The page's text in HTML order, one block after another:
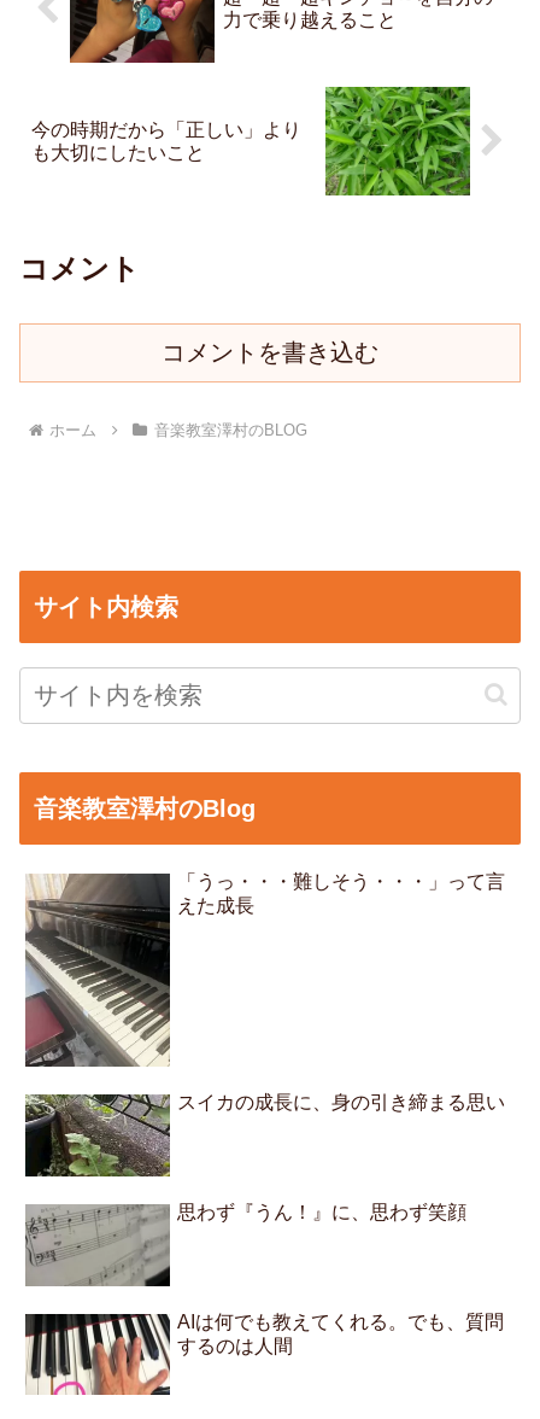
力で乗り越えること
今の時期だから「正しい」より
も大切にしたいこと
コメント
コメントを書き込む
ホーム 音楽教室澤村のBLOG
サイト内検索
音楽教室澤村のBlog
「うっ・・・難しそう・・・」って言
えた成長
スイカの成長に、身の引き締まる思い
思わず『うん！』に、思わず笑顔
AIは何でも教えてくれる。でも、質問
するのは人間